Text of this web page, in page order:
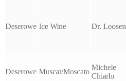
Deserowe Ice Wine Dr. Loosen
Deserowe Muscat/Moscato
Michele
Chiarlo